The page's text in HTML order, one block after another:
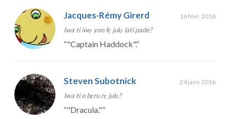
Jacques-Rémy Girerd 16 févr. 2016
Iwa ti iwọ yoo fẹ julọ lati pade?
“"Captain Haddock".”
Steven Subotnick 24 janv. 2016
Iwa ti o bẹru rẹ julọ?
“"Dracula."”